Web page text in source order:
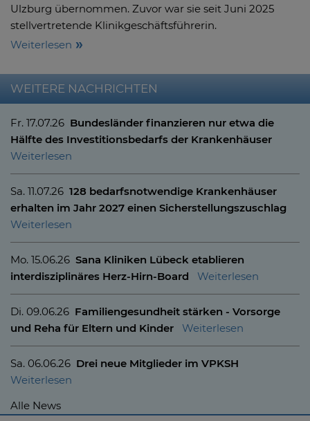
Ulzburg übernommen. Zuvor war sie seit Juni 2025
stellvertretende Klinikgeschäftsführerin.
Weiterlesen
WEITERE NACHRICHTEN
Fr. 17.07.26 Bundesländer finanzieren nur etwa die
Hälfte des Investitionsbedarfs der Krankenhäuser
Sa. 11.07.26 128 bedarfsnotwendige Krankenhäuser
erhalten im Jahr 2027 einen Sicherstellungszuschlag
Mo. 15.06.26 Sana Kliniken Lübeck etablieren
interdisziplinäres Herz-Hirn-Board
Di. 09.06.26 Familiengesundheit stärken - Vorsorge
und Reha für Eltern und Kinder
Sa. 06.06.26 Drei neue Mitglieder im VPKSH
Alle News